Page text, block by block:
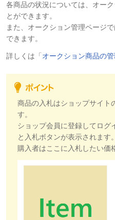
各商品の状況については、オー
とができます。
また、オークション管理ページ
できます。
詳しくは「 オークション商品の管
商品の入札はショップサイト
す。
ショップ会員に登録してログ
と入札ボタンが表示されます。
購入者はここに入札したい価